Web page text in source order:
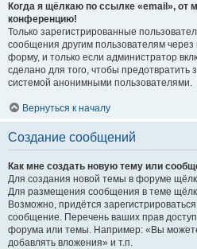
Когда я щёлкаю по ссылке «email», от
конференцию!
Только зарегистрированные
сообщения другим пользователям
форму, и только если администратор
сделано для того, чтобы предотвратить
системой анонимными пользователями.
Вернуться к началу
Создание сообщений
Как мне создать новую тему или
Для создания новой темы в форуме
Для размещения сообщения в теме
Возможно, придётся
сообщение. Перечень ваших прав
форума или темы. Например: «Вы
добавлять вложения» и т.п.